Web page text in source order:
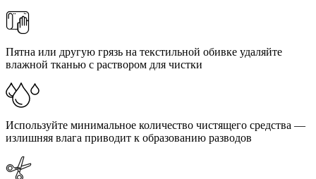
Пятна или другую грязь на текстильной обивке удаляйте
влажной тканью с раствором для чистки
Используйте минимальное количество чистящего средства —
излишняя влага приводит к образованию разводов